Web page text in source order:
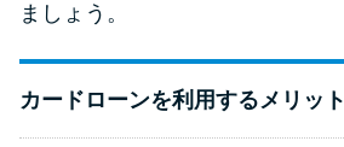
ましょう。
カードローンを利用するメリット